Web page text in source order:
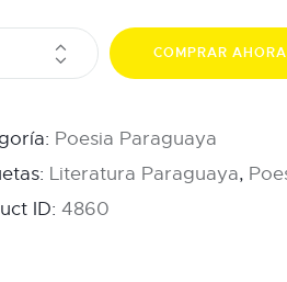
COMPRAR AHORA
Poesia Paraguaya
Literatura Paraguaya,
ID: 4860